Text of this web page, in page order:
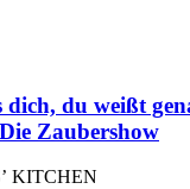
dich, du weißt
Zaubershow
KITCHEN